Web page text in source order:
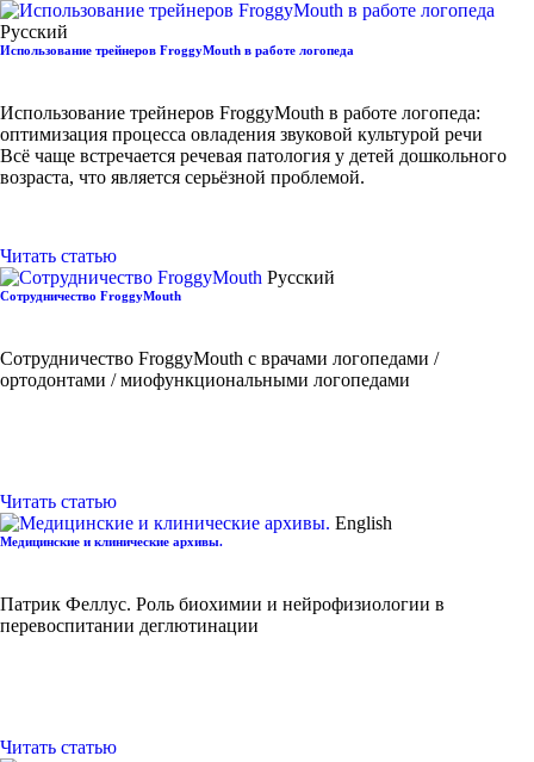
Русский
Использование трейнеров FroggyMouth в работе логопеда
Использование трейнеров FroggyMouth в работе логопеда:
оптимизация процесса овладения звуковой культурой речи
Всё чаще встречается речевая патология у детей дошкольного
возраста, что является серьёзной проблемой.
Читать статью
Русский
Сотрудничество FroggyMouth
Сотрудничество FroggyMouth с врачами логопедами /
ортодонтами / миофункциональными логопедами
Читать статью
English
Медицинские и клинические архивы.
Патрик Феллус. Роль биохимии и нейрофизиологии в
перевоспитании деглютинации
Читать статью